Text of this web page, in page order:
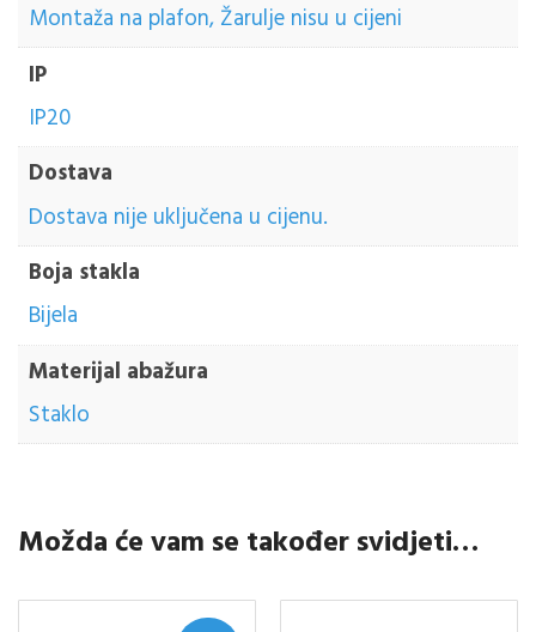
Montaža na plafon, Žarulje nisu u cijeni
IP
IP20
Dostava
Dostava nije uključena u cijenu.
Boja stakla
Bijela
Materijal abažura
Staklo
Možda će vam se također svidjeti…